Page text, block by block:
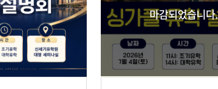
마감되었습니다.